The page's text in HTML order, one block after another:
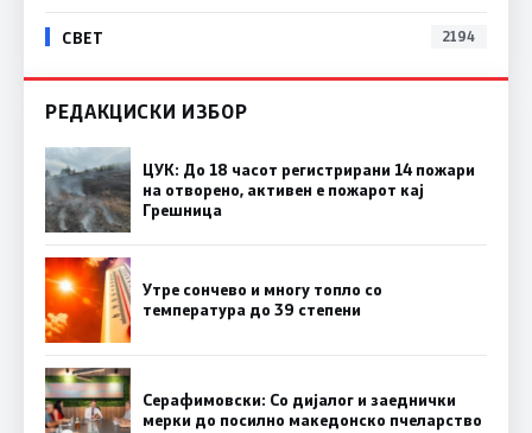
СВЕТ 2194
РЕДАКЦИСКИ ИЗБОР
ЦУК: До 18 часот регистрирани 14 пожари
на отворено, активен е пожарот кај
Грешница
Утре сончево и многу топло со
температура до 39 степени
Серафимовски: Со дијалог и заеднички
мерки до посилно македонско пчеларство